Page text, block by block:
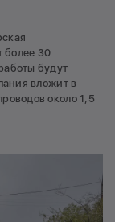
более 30
будут
вложит в
около 1,5